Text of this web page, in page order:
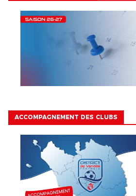
ACCOMPAGNEMENT DES CLUBS